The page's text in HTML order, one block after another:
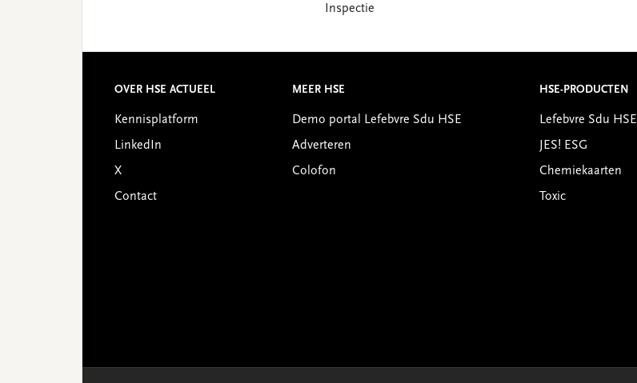
Inspectie
Interactions
Footer
OVER HSE ACTUEEL
Kennisplatform
LinkedIn
X
Contact
MEER HSE
Demo portal Lefebvre Sdu HSE
Adverteren
Colofon
HSE-PRODUCTEN
Lefebvre Sdu HSE
JES! ESG
Chemiekaarten
Toxic